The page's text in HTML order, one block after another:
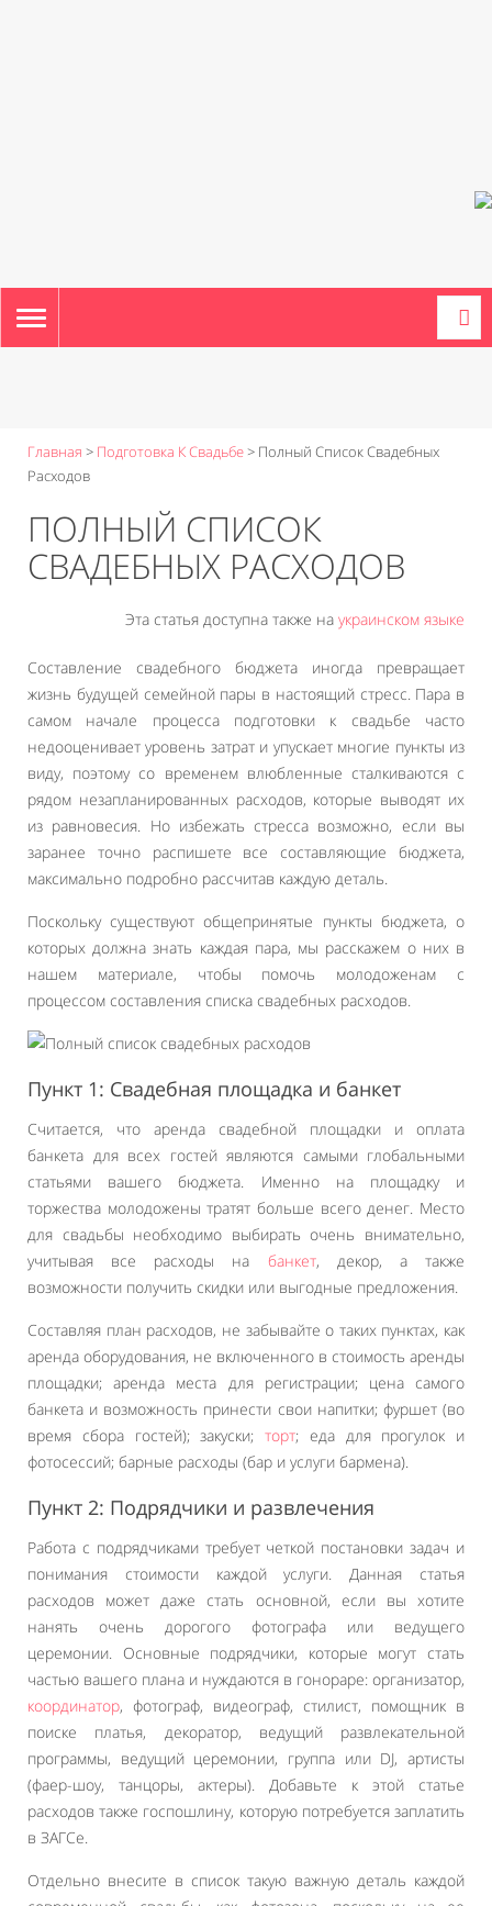
TOGGLE
NAVIGATION
Главная > Подготовка К Свадьбе> Полный Список Свадебных
Расходов
ПОЛНЫЙ СПИСОК
СВАДЕБНЫХ РАСХОДОВ
Эта статья доступна также на украинском языке
Составление свадебного бюджета иногда превращает
жизнь будущей семейной пары в настоящий стресс. Пара в
самом начале процесса подготовки к свадьбе часто
недооценивает уровень затрат и упускает многие пункты из
виду, поэтому со временем влюбленные сталкиваются с
рядом незапланированных расходов, которые выводят их
из равновесия. Но избежать стресса возможно, если вы
заранее точно распишете все составляющие бюджета,
максимально подробно рассчитав каждую деталь.
Поскольку существуют общепринятые пункты бюджета, о
которых должна знать каждая пара, мы расскажем о них в
нашем материале, чтобы помочь молодоженам с
процессом составления списка свадебных расходов.
Пункт 1: Свадебная площадка и банкет
Считается, что аренда свадебной площадки и оплата
банкета для всех гостей являются самыми глобальными
статьями вашего бюджета. Именно на площадку и
торжества молодожены тратят больше всего денег. Место
для свадьбы необходимо выбирать очень внимательно,
учитывая все расходы на банкет, декор, а также
возможности получить скидки или выгодные предложения.
Составляя план расходов, не забывайте о таких пунктах, как
аренда оборудования, не включенного в стоимость аренды
площадки; аренда места для регистрации; цена самого
банкета и возможность принести свои напитки; фуршет (во
время сбора гостей); закуски; торт; еда для прогулок и
фотосессий; барные расходы (бар и услуги бармена).
Пункт 2: Подрядчики и развлечения
Работа с подрядчиками требует четкой постановки задач и
понимания стоимости каждой услуги. Данная статья
расходов может даже стать основной, если вы хотите
нанять очень дорогого фотографа или ведущего
церемонии. Основные подрядчики, которые могут стать
частью вашего плана и нуждаются в гонораре: организатор,
координатор, фотограф, видеограф, стилист, помощник в
поиске платья, декоратор, ведущий развлекательной
программы, ведущий церемонии, группа или DJ, артисты
(фаер-шоу, танцоры, актеры). Добавьте к этой статье
расходов также госпошлину, которую потребуется заплатить
в ЗАГСе.
Отдельно внесите в список такую важную деталь каждой